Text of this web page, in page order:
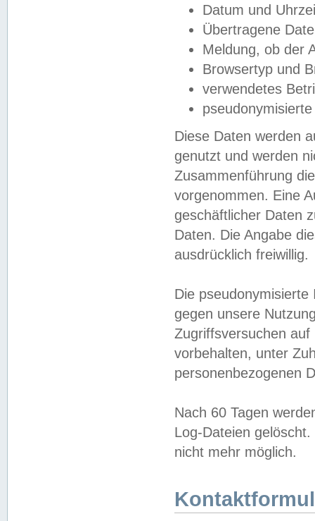
Datum und
Übertragene
Meldung, ob der
Browsertyp und
verwendetes
Diese Daten werden
genutzt und werden
Zusammenführung
vorgenommen. Eine
geschäftlicher Daten
Daten. Die Angabe
ausdrücklich freiwillig.
Die
gegen unsere
Zugriffsversuchen
vorbehalten, unter
personenbezogenen
Nach 60 Tagen
Log-Dateien
nicht mehr möglich.